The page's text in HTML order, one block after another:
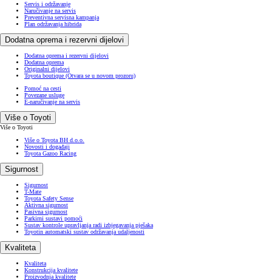
Servis i održavanje
Naručivanje na servis
Preventivna servisna kampanja
Plan održavanja hibrida
Dodatna oprema i rezervni dijelovi
Dodatna oprema i rezervni dijelovi
Dodatna oprema
Originalni dijelovi
Toyota boutique (Otvara se u novom prozoru)
Pomoć na cesti
Povezane usluge
E-naručivanje na servis
Više o Toyoti
Više o Toyoti
Više o Toyota BH d.o.o.
Novosti i događaji
Toyota Gazoo Racing
Sigurnost
Sigurnost
T-Mate
Toyota Safety Sense
Aktivna sigurnost
Pasivna sigurnost
Parkirni sustavi pomoći
Sustav kontrole upravljanja radi izbjegavanja pješaka
Toyotin automatski sustav održavanja udaljenosti
Kvaliteta
Kvaliteta
Konstrukcija kvalitete
Proizvodnja kvalitete